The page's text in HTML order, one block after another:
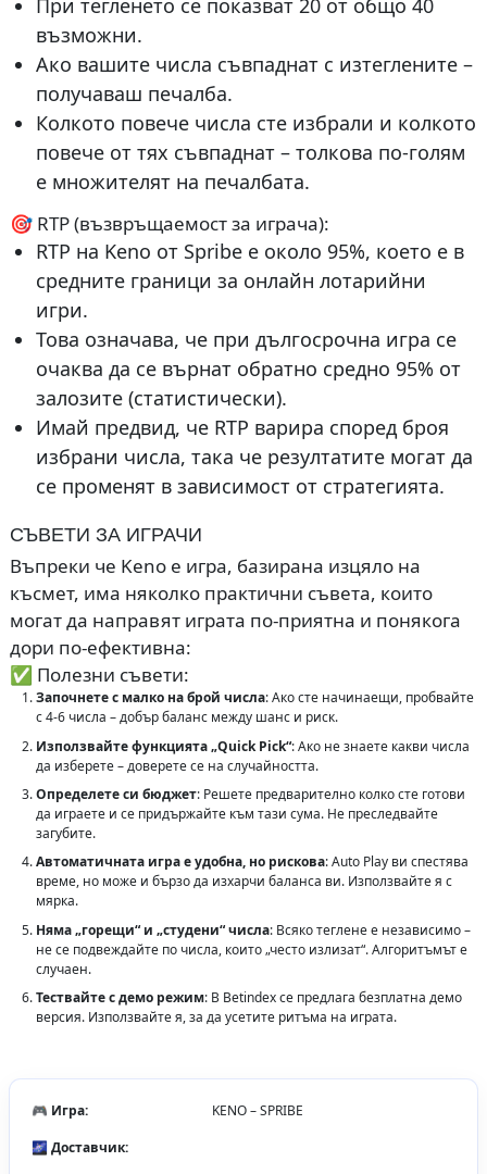
възможни.
Ако вашите числа съвпаднат с изтеглените –
получаваш печалба.
Колкото повече числа сте избрали и колкото
повече от тях съвпаднат – толкова по-голям
е множителят на печалбата.
🎯 RTP (възвръщаемост за играча):
RTP на Keno от Spribe е около 95%, което е в
средните граници за онлайн лотарийни
игри.
Това означава, че при дългосрочна игра се
очаква да се върнат обратно средно 95% от
залозите (статистически).
Имай предвид, че RTP варира според броя
избрани числа, така че резултатите могат да
се променят в зависимост от стратегията.
СЪВЕТИ ЗА ИГРАЧИ
Въпреки че Keno е игра, базирана изцяло на
късмет, има няколко практични съвета, които
могат да направят играта по-приятна и понякога
дори по-ефективна:
✅ Полезни съвети:
Започнете с малко на брой числа: Ако сте начинаещи, пробвайте
с 4-6 числа – добър баланс между шанс и риск.
Използвайте функцията „Quick Pick“: Ако не знаете какви числа
да изберете – доверете се на случайността.
Определете си бюджет: Решете предварително колко сте готови
да играете и се придържайте към тази сума. Не преследвайте
загубите.
Автоматичната игра е удобна, но рискова: Auto Play ви спестява
време, но може и бързо да изхарчи баланса ви. Използвайте я с
мярка.
Няма „горещи“ и „студени“ числа: Всяко теглене е независимо –
не се подвеждайте по числа, които „често излизат“. Алгоритъмът е
случаен.
Тествайте с демо режим: В Betindex се предлага безплатна демо
версия. Използвайте я, за да усетите ритъма на играта.
🎮 Игра:
KENO – SPRIBE
🌌 Доставчик: